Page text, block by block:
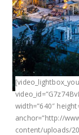
width=”640″
anchor=”http://
content/uploads/